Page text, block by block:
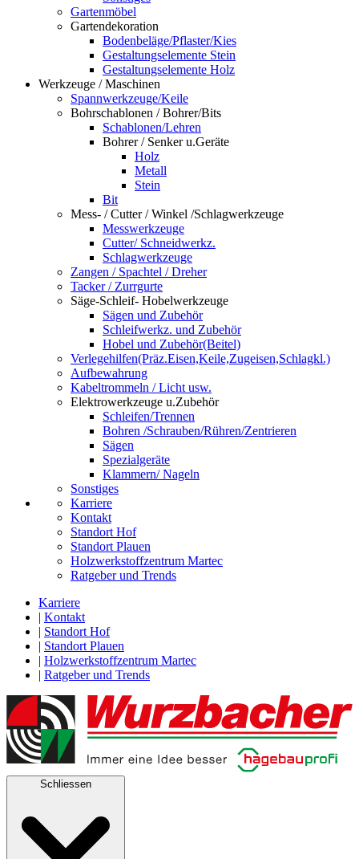
Gartenmöbel
Gartendekoration
Bodenbeläge/Pflaster/Kies
Gestaltungselemente Stein
Gestaltungselemente Holz
Werkzeuge / Maschinen
Spannwerkzeuge/Keile
Bohrschablonen / Bohrer/Bits
Schablonen/Lehren
Bohrer / Senker u.Geräte
Holz
Metall
Stein
Bit
Mess- / Cutter / Winkel /Schlagwerkzeuge
Messwerkzeuge
Cutter/ Schneidwerkz.
Schlagwerkzeuge
Zangen / Spachtel / Dreher
Tacker / Zurrgurte
Säge-Schleif- Hobelwerkzeuge
Sägen und Zubehör
Schleifwerkz. und Zubehör
Hobel und Zubehör(Beitel)
Verlegehilfen(Präz.Eisen,Keile,Zugeisen,Schlagkl.)
Aufbewahrung
Kabeltrommeln / Licht usw.
Elektrowerkzeuge u.Zubehör
Schleifen/Trennen
Bohren /Schrauben/Rühren/Zentrieren
Sägen
Spezialgeräte
Klammern/ Nageln
Sonstiges
Karriere
Kontakt
Standort Hof
Standort Plauen
Holzwerkstoffzentrum Martec
Ratgeber und Trends
Karriere
| Kontakt
| Standort Hof
| Standort Plauen
| Holzwerkstoffzentrum Martec
| Ratgeber und Trends
Schliessen